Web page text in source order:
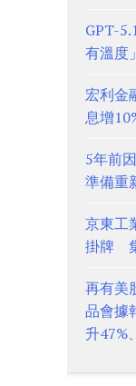
GPT-
有溫度」
宏利金
息增
5年前
準備重
京東工
掛牌
再有美
品會據
升47%